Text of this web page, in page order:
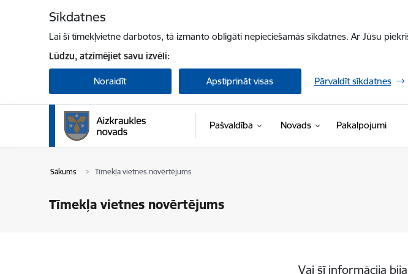
Sīkdatnes
Lai šī tīmekļvietne darbotos, tā izmanto obligāti nepieciešamās sīkdatnes. Ar Jūsu
Lūdzu, atzīmējiet savu izvēli:
Noraidīt Apstiprināt visas Pārvaldīt sīkdatnes
Pašvaldība Novads Pakalpojumi
Sākums Tīmekļa vietnes novērtējums
Tīmekļa vietnes novērtējums
Vai šī informācija